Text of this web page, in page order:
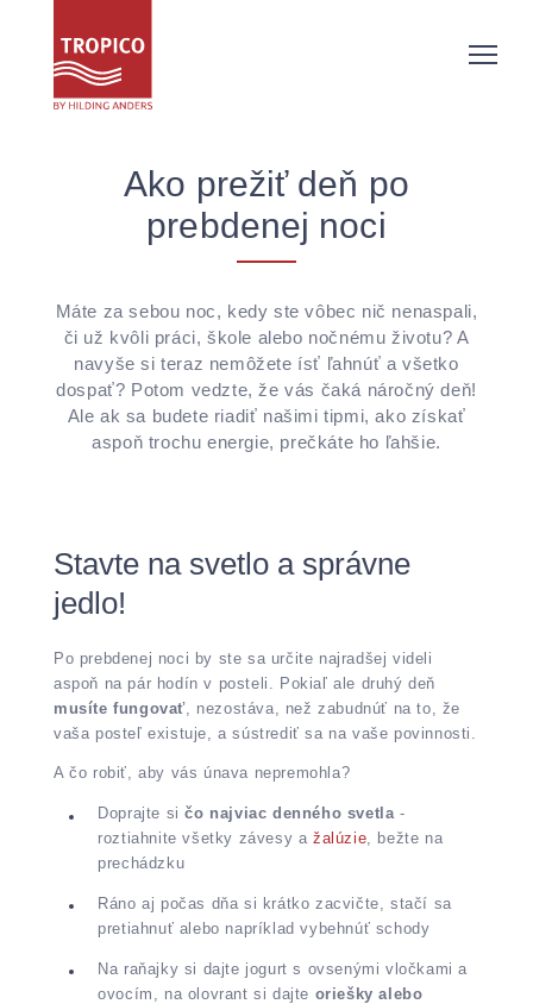
Ako prežiť deň po
prebdenej noci
Máte za sebou noc, kedy ste vôbec nič nenaspali,
či už kvôli práci, škole alebo nočnému životu? A
navyše si teraz nemôžete ísť ľahnúť a všetko
dospať? Potom vedzte, že vás čaká náročný deň!
Ale ak sa budete riadiť našimi tipmi, ako získať
aspoň trochu energie, prečkáte ho ľahšie.
Stavte na svetlo a správne
jedlo!
Po prebdenej noci by ste sa určite najradšej videli
aspoň na pár hodín v posteli. Pokiaľ ale druhý deň
musíte fungovať , nezostáva, než zabudnúť na to, že
vaša posteľ existuje, a sústrediť sa na vaše povinnosti.
A čo robiť, aby vás únava nepremohla?
Doprajte sičo najviac denného svetla-
roztiahnite všetky závesy a žalúzie, bežte na
prechádzku
Ráno aj počas dňa si krátko zacvičte, stačí sa
pretiahnuť alebo napríklad vybehnúť schody
Na raňajky si dajte jogurt s ovsenými vločkami a
ovocím, na olovrant si dajte oriešky alebo